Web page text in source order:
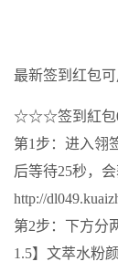
最新签到红包
☆☆☆签到紅
第1步：进入翎
后等待25秒，
http://
第2步：下方分
1.5】文萃水粉